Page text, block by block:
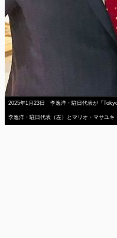
2025年1月23日 李逸洋・駐日代表が「
李逸洋・駐日代表（左）とマリオ・マサユ